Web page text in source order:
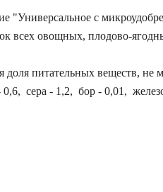
"Универсальное с
всех овощных, плодово-
доля питательных веществ, не
сера - 1,2, бор - 0,01,